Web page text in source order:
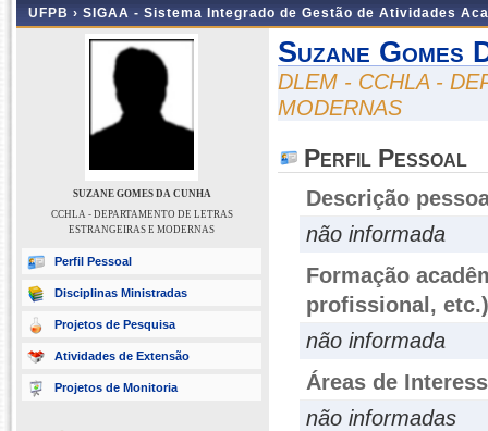
UFPB › SIGAA - Sistema Integrado de Gestão de Atividades
SUZANE GOMES DA CUNHA
CCHLA - DEPARTAMENTO DE LETRAS
ESTRANGEIRAS E MODERNAS
Perfil Pessoal
Disciplinas Ministradas
Projetos de Pesquisa
Atividades de Extensão
Projetos de Monitoria
Suzane Gomes
DLEM - CCHLA -
MODERNAS
Perfil Pessoal
Descrição
não informada
Formação
profissional, etc.)
não informada
Áreas de
não informadas